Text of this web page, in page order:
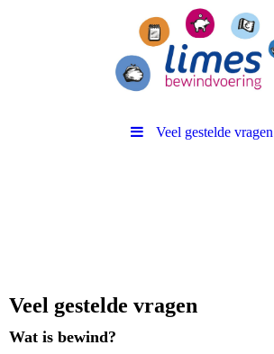
Veel gestelde vragen
Veel gestelde vragen
Wat is bewind?